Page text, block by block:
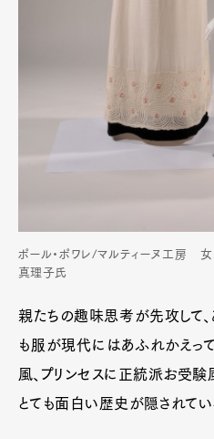
ポール・ポワレ/マルティーヌ工
真理子氏
親たちの趣味思考が先攻して、
も服が現代にはあふれかえって
風、プリンセスに正統派お受験
とても面白い歴史が隠されてい